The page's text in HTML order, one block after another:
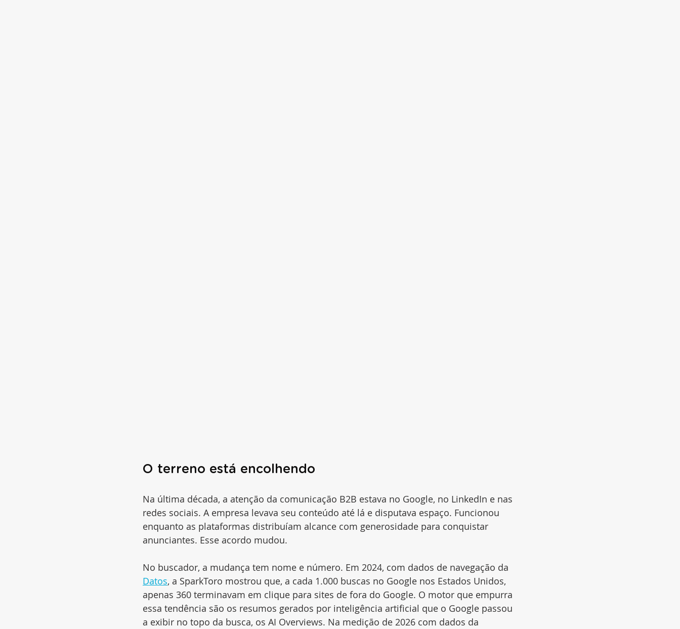
O terreno está encolhendo
Na última década, a atenção da comunicação B2B estava no Google, no LinkedIn e nas
redes sociais. A empresa levava seu conteúdo até lá e disputava espaço. Funcionou
enquanto as plataformas distribuíam alcance com generosidade para conquistar
anunciantes. Esse acordo mudou.
No buscador, a mudança tem nome e número. Em 2024, com dados de navegação da
Datos, a SparkToro mostrou que, a cada 1.000 buscas no Google nos Estados Unidos,
apenas 360 terminavam em clique para sites de fora do Google. O motor que empurra
essa tendência são os resumos gerados por inteligência artificial que o Google passou
a exibir no topo da busca, os AI Overviews. Na medição de 2026 com dados da